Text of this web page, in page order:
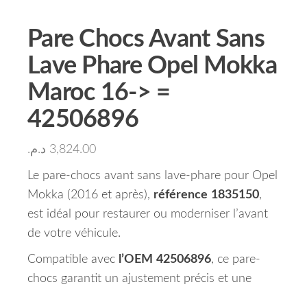
Pare Chocs Avant Sans
Lave Phare Opel Mokka
Maroc 16-> =
42506896
3,824.00 د.م.
Le pare-chocs avant sans lave-phare pour Opel
Mokka (2016 et après), référence 1835150,
est idéal pour restaurer ou moderniser l’avant
de votre véhicule.
Compatible avec l’OEM 42506896, ce pare-
chocs garantit un ajustement précis et une